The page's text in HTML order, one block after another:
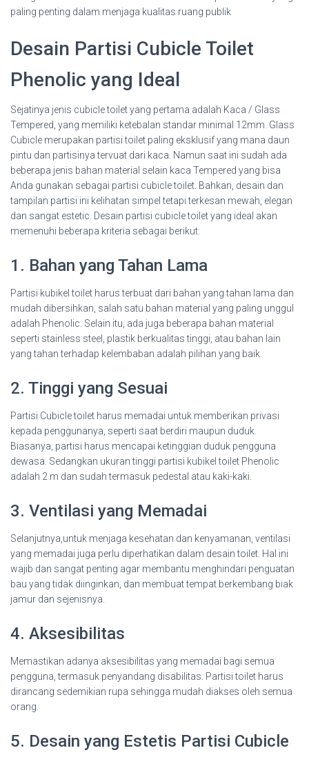
paling penting dalam menjaga kualitas ruang publik
Desain Partisi Cubicle Toilet
Phenolic yang Ideal
Sejatinya jenis cubicle toilet yang pertama adalah Kaca / Glass
Tempered, yang memiliki ketebalan standar minimal 12mm. Glass
Cubicle merupakan partisi toilet paling eksklusif yang mana daun
pintu dan partisinya tervuat dari kaca. Namun saat ini sudah ada
beberapa jenis bahan material selain kaca Tempered yang bisa
Anda gunakan sebagai partisi cubicle toilet. Bahkan, desain dan
tampilan partisi ini kelihatan simpel tetapi terkesan mewah, elegan
dan sangat estetic. Desain partisi cubicle toilet yang ideal akan
memenuhi beberapa kriteria sebagai berikut:
1. Bahan yang Tahan Lama
Partisi kubikel toilet harus terbuat dari bahan yang tahan lama dan
mudah dibersihkan, salah satu bahan material yang paling unggul
adalah Phenolic. Selain itu, ada juga beberapa bahan material
seperti stainless steel, plastik berkualitas tinggi, atau bahan lain
yang tahan terhadap kelembaban adalah pilihan yang baik.
2. Tinggi yang Sesuai
Partisi Cubicle toilet harus memadai untuk memberikan privasi
kepada penggunanya, seperti saat berdiri maupun duduk.
Biasanya, partisi harus mencapai ketinggian duduk pengguna
dewasa. Sedangkan ukuran tinggi partisi kubikel toilet Phenolic
adalah 2 m dan sudah termasuk pedestal atau kaki-kaki.
3. Ventilasi yang Memadai
Selanjutnya,untuk menjaga kesehatan dan kenyamanan, ventilasi
yang memadai juga perlu diperhatikan dalam desain toilet. Hal ini
wajib dan sangat penting agar membantu menghindari penguatan
bau yang tidak diinginkan, dan membuat tempat berkembang biak
jamur dan sejenisnya.
4. Aksesibilitas
Memastikan adanya aksesibilitas yang memadai bagi semua
pengguna, termasuk penyandang disabilitas. Partisi toilet harus
dirancang sedemikian rupa sehingga mudah diakses oleh semua
orang.
5. Desain yang Estetis Partisi Cubicle